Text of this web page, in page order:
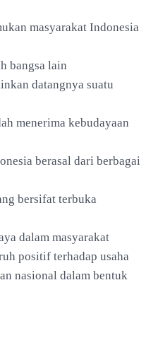
masyarakat Indonesia
bangsa lain
datangnya suatu
menerima kebudayaan
berasal dari berbagai
bersifat terbuka
dalam masyarakat
positif terhadap usaha
nasional dalam bentuk